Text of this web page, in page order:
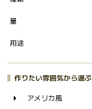
量
用途
作りたい雰囲気から選ぶ
アメリカ風